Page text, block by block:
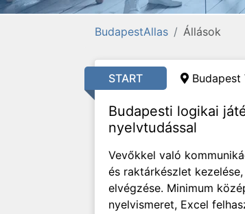
BudapestAllas Állások
START Budapest
Budapesti logikai
nyelvtudással
Vevőkkel való
és raktárkészlet
elvégzése. Minimum
nyelvismeret, Excel